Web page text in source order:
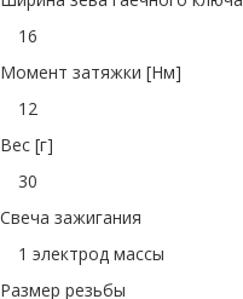
16
Момент затяжки [Нм]
12
Вес [г]
30
Свеча зажигания
1 электрод массы
Размер резьбы